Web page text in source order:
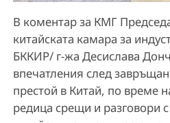
В коментар за КМГ
китайската камара за
БККИР/ г-жа Десислава
впечатления след
престой в Китай, по време
редица срещи и разговори